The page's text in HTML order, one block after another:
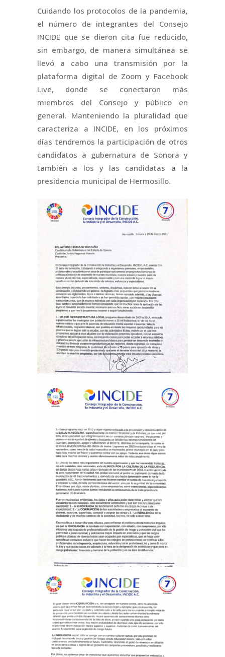
Cuidando los protocolos de la pandemia,
el número de integrantes del Consejo
INCIDE que se dieron cita fue reducido,
sin embargo, de manera simultánea se
llevó a cabo una transmisión por la
plataforma digital de Zoom y Facebook
Live, donde se conectaron más
miembros del Consejo y público en
general. Manteniendo la pluralidad que
caracteriza a INCIDE, en los próximos
días tendremos la participación de otros
candidatos a gubernatura de Sonora y
también a los y las candidatas a la
presidencia municipal de Hermosillo.